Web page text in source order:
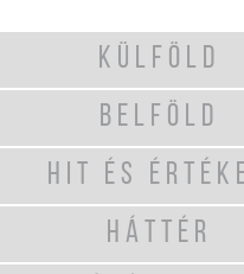
KÜLFÖLD
BELFÖLD
HIT ÉS
HÁTTÉR